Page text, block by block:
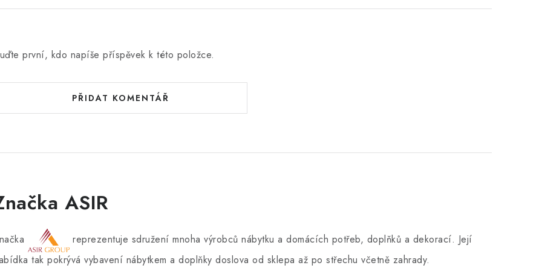
první, kdo napíše příspěvek k této položce.
PŘIDAT KOMENTÁŘ
ASIR
reprezentuje sdružení mnoha výrobců nábytku a domácích potřeb, doplňků a dekorací. Její
tak pokrývá vybavení nábytkem a doplňky doslova od sklepa až po střechu včetně zahrady.